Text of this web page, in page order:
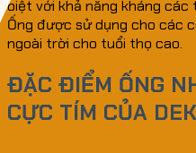
biệt với khả năng kháng các
Ống được sử dụng cho các
ngoài trời cho tuổi thọ cao.
ĐẶC ĐIỂM ỐNG
CỰC TÍM CỦA